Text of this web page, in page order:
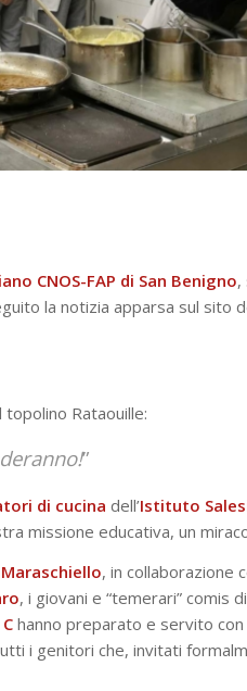
CNOS-FAP di San Benigno,
la notizia apparsa sul sito
Rataouille:
”
di cucina dell’Istituto
missione educativa, un
Maraschiello, in collaborazione
, i giovani e “temerari” comis
C hanno preparato e servito
i genitori che, invitati